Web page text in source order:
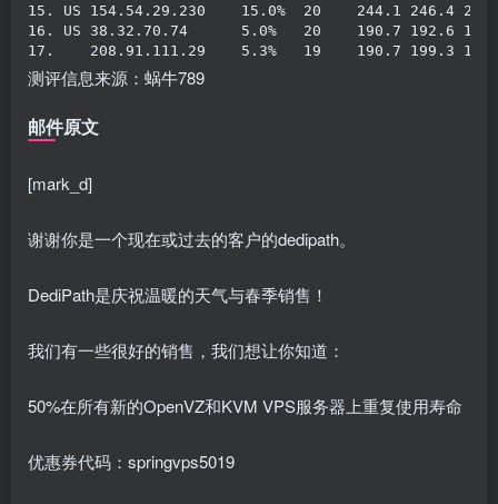
15.
US 154.54 . 29.230 15.0% 20 244.1 246.4
16.
US 38.32 . 70.74 5.0% 20 190.7 192.6
17.
208.91 . 111.29 5.3% 19 190.7 199.3
测评信息来源：蜗牛789
邮件原文
[mark_d]
谢谢你是一个现在或过去的客户的dedipath。
DediPath是庆祝温暖的天气与春季销售！
我们有一些很好的销售，我们想让你知道：
50%在所有新的OpenVZ和KVM VPS服务器上重复使用寿命
优惠券代码：springvps5019